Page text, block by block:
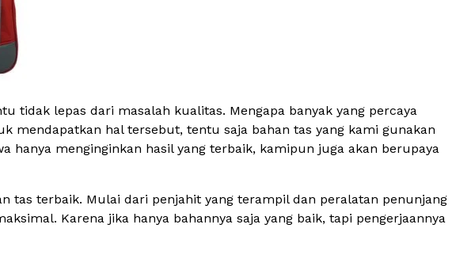
tidak lepas dari masalah kualitas. Mengapa banyak yang percaya
mendapatkan hal tersebut, tentu saja bahan tas yang kami gunakan
hanya menginginkan hasil yang terbaik, kamipun juga akan berupaya
tas terbaik. Mulai dari penjahit yang terampil dan peralatan penunjang
Karena jika hanya bahannya saja yang baik, tapi pengerjaannya